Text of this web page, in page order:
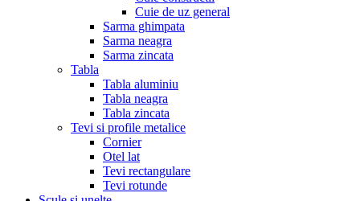
Cuie de uz general
Sarma ghimpata
Sarma neagra
Sarma zincata
Tabla
Tabla aluminiu
Tabla neagra
Tabla zincata
Tevi si profile metalice
Cornier
Otel lat
Tevi rectangulare
Tevi rotunde